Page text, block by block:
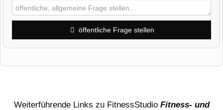
öffentliche Frage stellen
Weiterführende Links zu FitnessStudio Fitness- und